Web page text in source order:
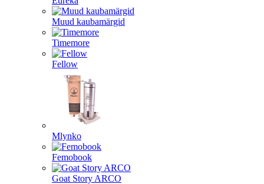
Muud kaubamärgid
Timemore
Fellow
Mlynko
Femobook
Goat Story ARCO